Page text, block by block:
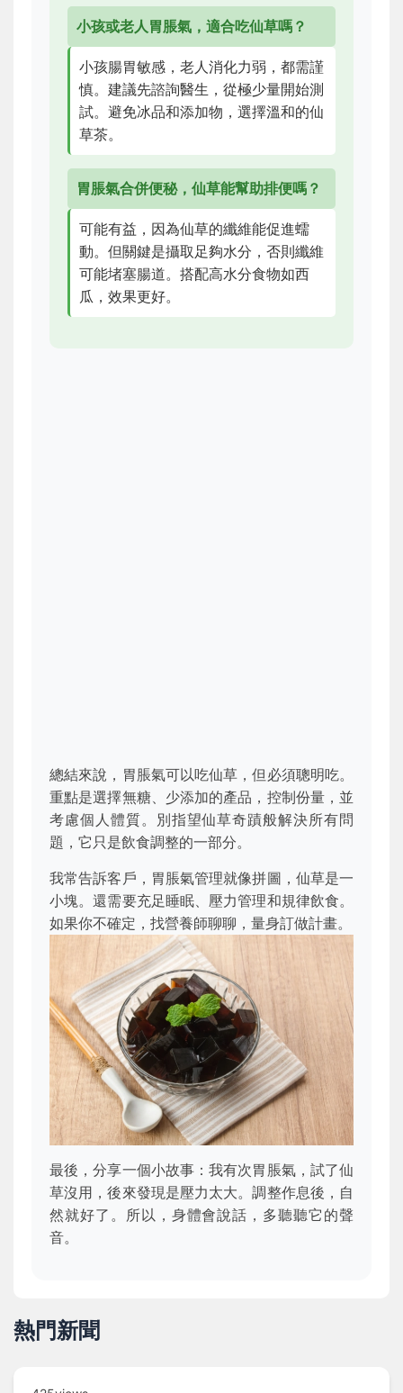
小孩或老人胃脹氣，適合吃仙草嗎？
小孩腸胃敏感，老人消化力弱，都需謹
慎。建議先諮詢醫生，從極少量開始測
試。避免冰品和添加物，選擇溫和的仙
草茶。
胃脹氣合併便秘，仙草能幫助排便嗎？
可能有益，因為仙草的纖維能促進蠕
動。但關鍵是攝取足夠水分，否則纖維
可能堵塞腸道。搭配高水分食物如西
瓜，效果更好。
總結來說，胃脹氣可以吃仙草，但必須聰明吃。
重點是選擇無糖、少添加的產品，控制份量，並
考慮個人體質。別指望仙草奇蹟般解決所有問
題，它只是飲食調整的一部分。
我常告訴客戶，胃脹氣管理就像拼圖，仙草是一
小塊。還需要充足睡眠、壓力管理和規律飲食。
如果你不確定，找營養師聊聊，量身訂做計畫。
最後，分享一個小故事：我有次胃脹氣，試了仙
草沒用，後來發現是壓力太大。調整作息後，自
然就好了。所以，身體會說話，多聽聽它的聲
音。
熱門新聞